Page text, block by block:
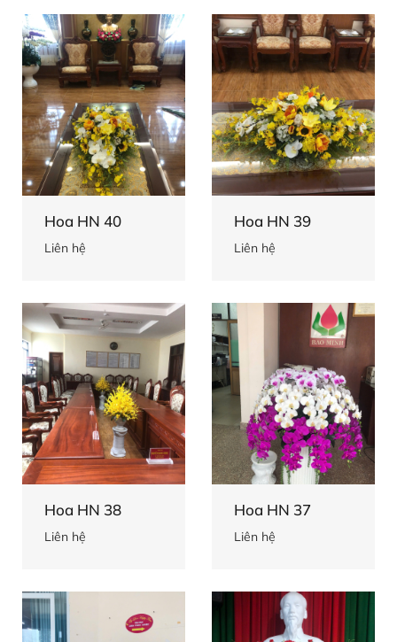
Hoa HN 40
Liên hệ
Hoa HN 39
Liên hệ
Hoa HN 38
Liên hệ
Hoa HN 37
Liên hệ